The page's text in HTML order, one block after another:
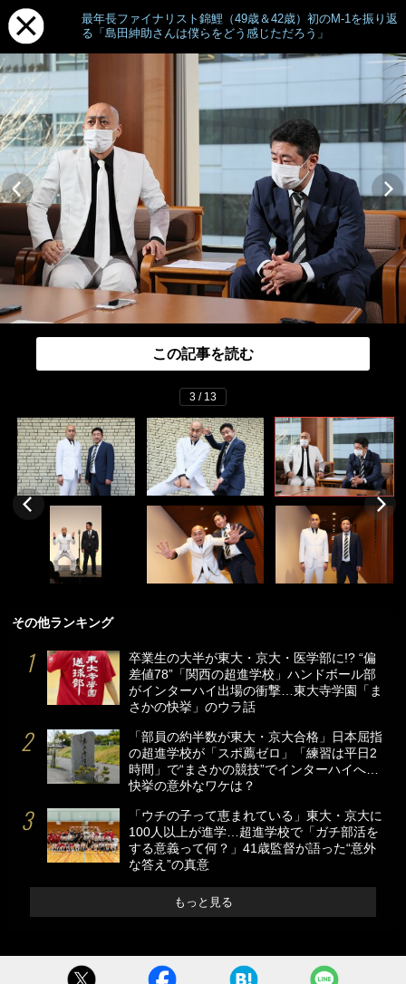
最年長ファイナリスト錦鯉（49歳＆42歳）初のM-1を振り返
る「島田紳助さんは僕らをどう感じただろう」
この記事を読む
3 / 13
その他ランキング
卒業生の大半が東大・京大・医学部に!? “偏
差値78”「関西の超進学校」ハンドボール部
がインターハイ出場の衝撃…東大寺学園「ま
さかの快挙」のウラ話
「部員の約半数が東大・京大合格」日本屈指
の超進学校が「スポ薦ゼロ」「練習は平日2
時間」で“まさかの競技”でインターハイへ…
快挙の意外なワケは？
「ウチの子って恵まれている」東大・京大に
100人以上が進学…超進学校で「ガチ部活を
する意義って何？」41歳監督が語った“意外
な答え”の真意
もっと見る